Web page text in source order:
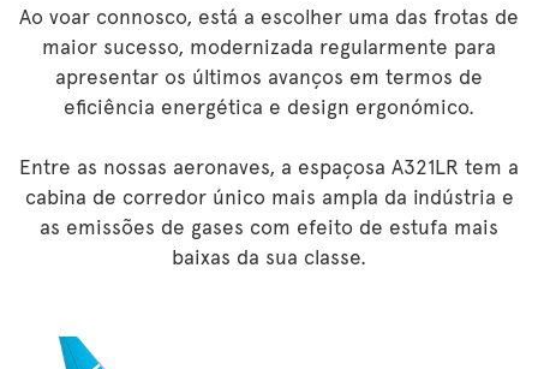
Ao voar connosco, está a escolher uma das frotas de
maior sucesso, modernizada regularmente para
apresentar os últimos avanços em termos de
eficiência energética e design ergonómico.
Entre as nossas aeronaves, a espaçosa A321LR tem a
cabina de corredor único mais ampla da indústria e
as emissões de gases com efeito de estufa mais
baixas da sua classe.